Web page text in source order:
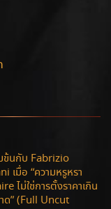
ข้นกับ Fabrizio
เมื่อ “ความหรูหรา
ไม่ใช่การตั้งราคาเกิน
ด” (Full Uncut